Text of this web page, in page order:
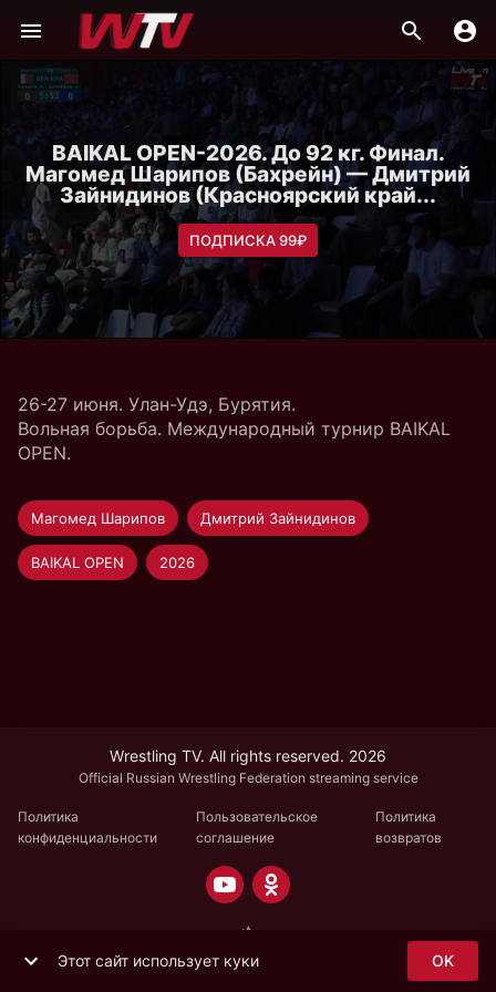
BAIKAL OPEN-2026. До 92 кг. Финал.
Магомед Шарипов (Бахрейн) — Дмитрий
Зайнидинов (Красноярский край...
ПОДПИСКА 99₽
26-27 июня. Улан-Удэ, Бурятия.
Вольная борьба. Международный турнир BAIKAL
OPEN.
Магомед Шарипов Дмитрий Зайнидинов
BAIKAL OPEN 2026
Wrestling TV. All rights reserved. 2026
Official Russian Wrestling Federation streaming service
Политика
конфиденциальности
Пользовательское
соглашение
Политика
возвратов
Этот сайт использует куки OK